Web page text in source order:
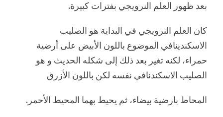
بعد ظهور العلم النرويجي بفترات كبيرة.
كان العلم النرويجي في البداية هو الصليب
الاسكندينافي الموضوع باللون الأبيض على أرضية
حمراء، لكنه تغير بعد ذلك إلى شكله الحديث و هو
الصليب الاسكندنافي نفسه لكن باللون الأزرق
المحاط بارضية بيضاء، ثم يحيط بهما المحيط الأحمر.